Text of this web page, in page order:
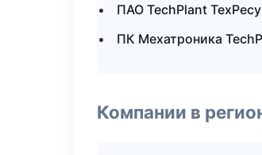
ПАО TechPlant
ПК Мехатроника
Компании в